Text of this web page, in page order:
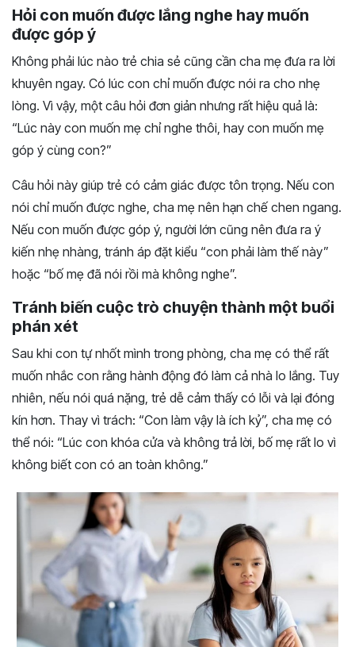
Hỏi con muốn được lắng nghe hay muốn
được góp ý
Không phải lúc nào trẻ chia sẻ cũng cần cha mẹ đưa ra lời
khuyên ngay. Có lúc con chỉ muốn được nói ra cho nhẹ
lòng. Vì vậy, một câu hỏi đơn giản nhưng rất hiệu quả là:
“Lúc này con muốn mẹ chỉ nghe thôi, hay con muốn mẹ
góp ý cùng con?”
Câu hỏi này giúp trẻ có cảm giác được tôn trọng. Nếu con
nói chỉ muốn được nghe, cha mẹ nên hạn chế chen ngang.
Nếu con muốn được góp ý, người lớn cũng nên đưa ra ý
kiến nhẹ nhàng, tránh áp đặt kiểu “con phải làm thế này”
hoặc “bố mẹ đã nói rồi mà không nghe”.
Tránh biến cuộc trò chuyện thành một buổi
phán xét
Sau khi con tự nhốt mình trong phòng, cha mẹ có thể rất
muốn nhắc con rằng hành động đó làm cả nhà lo lắng. Tuy
nhiên, nếu nói quá nặng, trẻ dễ cảm thấy có lỗi và lại đóng
kín hơn. Thay vì trách: “Con làm vậy là ích kỷ”, cha mẹ có
thể nói: “Lúc con khóa cửa và không trả lời, bố mẹ rất lo vì
không biết con có an toàn không.”